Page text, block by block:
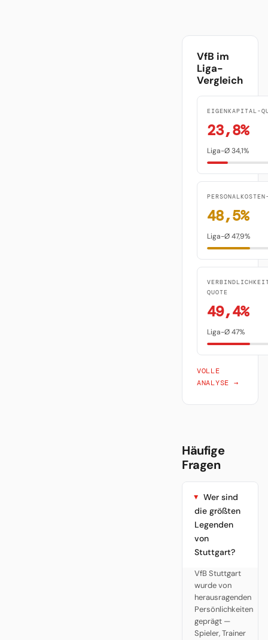
VfB im
Liga-
Vergleich
EIGENKAPITAL-
23,8%
Liga-Ø 34,1%
48,5%
Liga-Ø 47,9%
QUOTE
49,4%
Liga-Ø 47%
VOLLE
ANALYSE →
Häufige
Fragen
Wer sind
die größten
Legenden
von
Stuttgart?
VfB Stuttgart
wurde von
herausragenden
Persönlichkeiten
geprägt —
Spieler, Trainer